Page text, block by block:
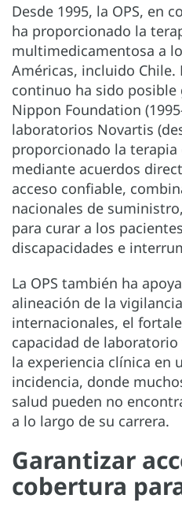
Desde 1995, la OPS, en
ha proporcionado la
multimedicamentosa a
Américas, incluido Chile.
continuo ha sido posible
Nippon Foundation
laboratorios Novartis
proporcionado la
mediante acuerdos
acceso confiable,
nacionales de
para curar a los
discapacidades e
La OPS también ha
alineación de la
internacionales, el
capacidad de
la experiencia clínica en
incidencia, donde
salud pueden no
a lo largo de su carrera.
Garantizar
cobertura